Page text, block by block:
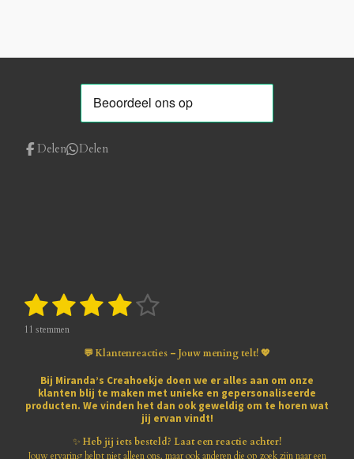
Delen Delen
R
t
1
s
r
2
s
e
r
3
t
e
r
r
4
t
e
r
r
5
t
e
r
r
S
m
11 stemmen
💬 Klantenreacties – Jouw mening telt! 💖
Bij Miranda’s Creahoekje doen we er alles aan om onze
klanten blij te maken met unieke en gepersonaliseerde
producten. We vinden het dan ook geweldig om te horen wat
jij ervan vindt!
✨ Heb jij iets besteld? Laat een reactie achter!
Jouw ervaring helpt niet alleen ons, maar ook anderen die op zoek zijn naar een